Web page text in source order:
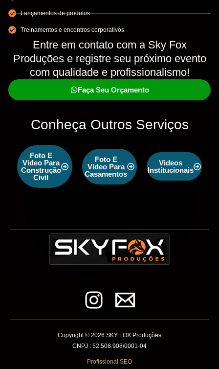
Lançamentos de produtos
Treinamentos e encontros corporativos
Entre em contato com a Sky Fox
Produções e registre seu próximo evento
com qualidade e profissionalismo!
Faça Seu Orçamento
Conheça Outros Serviços
Foto E
Video Para
Construção
Civil
Foto E
Video Para
Casamentos
Videos
Institucionais
Copyright © 2026 SKY FOX Produções
CNPJ : 52.508.908/0001-04
Profissional SEO